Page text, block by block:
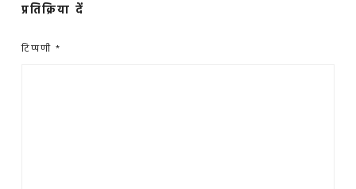
प्रतिक्रिया दें
टिप्पणी *